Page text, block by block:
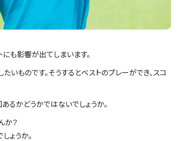
にも影響が出てしまいます。
いものです。そうするとベストのプレーができ、スコ
るかどうかではないでしょうか。
か？
ょうか。